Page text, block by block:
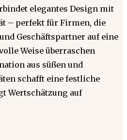
elegantes Design mit
– perfekt für Firmen, die
Geschäftspartner auf eine
Weise überraschen
aus süßen und
schafft eine festliche
Wertschätzung auf